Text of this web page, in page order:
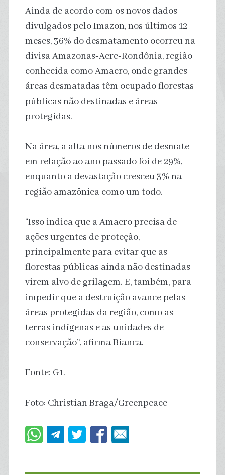
Ainda de acordo com os novos dados
divulgados pelo Imazon, nos últimos 12
meses, 36% do desmatamento ocorreu na
divisa Amazonas-Acre-Rondônia, região
conhecida como Amacro, onde grandes
áreas desmatadas têm ocupado florestas
públicas não destinadas e áreas
protegidas.
Na área, a alta nos números de desmate
em relação ao ano passado foi de 29%,
enquanto a devastação cresceu 3% na
região amazônica como um todo.
“Isso indica que a Amacro precisa de
ações urgentes de proteção,
principalmente para evitar que as
florestas públicas ainda não destinadas
virem alvo de grilagem. E, também, para
impedir que a destruição avance pelas
áreas protegidas da região, como as
terras indígenas e as unidades de
conservação”, afirma Bianca.
Fonte: G1.
Foto: Christian Braga/Greenpeace